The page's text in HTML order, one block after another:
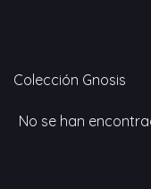
Colección Gnosis
No se han